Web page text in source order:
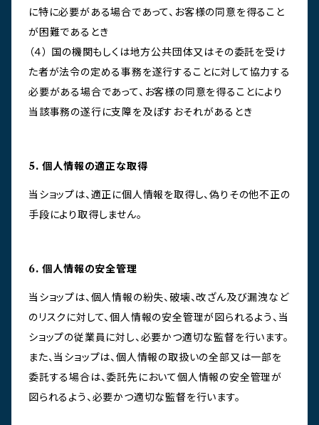
に特に必要がある場合であって、お客様の同意を得ること
が困難であるとき
（４） 国の機関もしくは地方公共団体又はその委託を受け
た者が法令の定める事務を遂行することに対して協力する
必要がある場合であって、お客様の同意を得ることにより
当該事務の遂行に支障を及ぼすおそれがあるとき
5. 個人情報の適正な取得
当ショップは、適正に個人情報を取得し、偽りその他不正の
手段により取得しません。
6. 個人情報の安全管理
当ショップは、個人情報の紛失、破壊、改ざん及び漏洩など
のリスクに対して、個人情報の安全管理が図られるよう、当
ショップの従業員に対し、必要かつ適切な監督を行います。
また、当ショップは、個人情報の取扱いの全部又は一部を
委託する場合は、委託先において個人情報の安全管理が
図られるよう、必要かつ適切な監督を行います。